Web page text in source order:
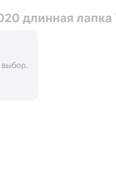
длинная